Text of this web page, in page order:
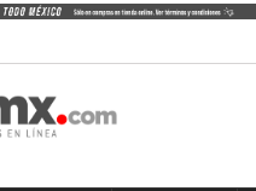
productos en su